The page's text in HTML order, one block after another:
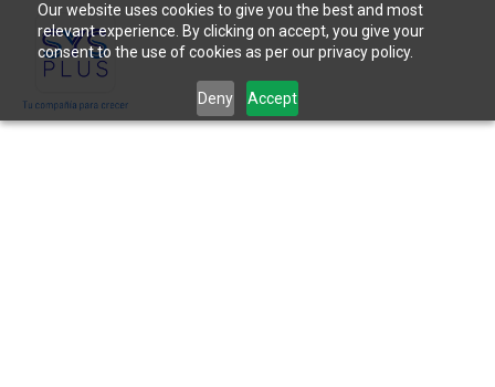
Our website uses cookies to give you the best and most
relevant experience. By clicking on accept, you give your
consent to the use of cookies as per our privacy policy.
Deny Accept